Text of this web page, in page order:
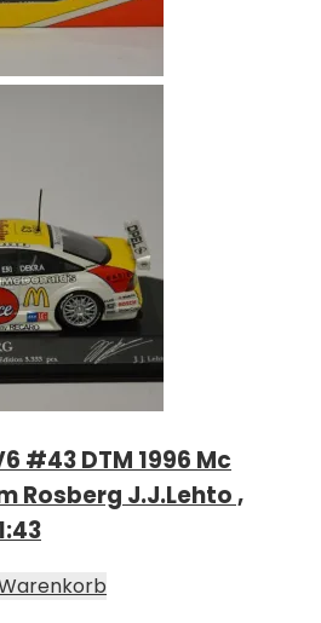
#43 DTM 1996 Mc
Rosberg J.J.Lehto ,